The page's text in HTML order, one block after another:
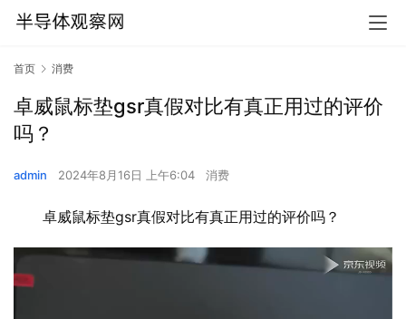
首页 消费
卓威鼠标垫gsr真假对比有真正用过的评价
吗？
admin 2024年8月16日 上午6:04 消费
卓威鼠标垫gsr真假对比有真正用过的评价吗？